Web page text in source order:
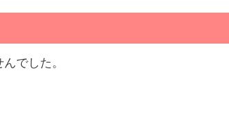
でした。